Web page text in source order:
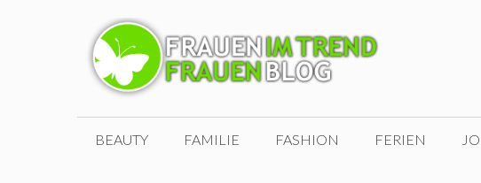
BEAUTY FAMILIE FASHION FERIEN